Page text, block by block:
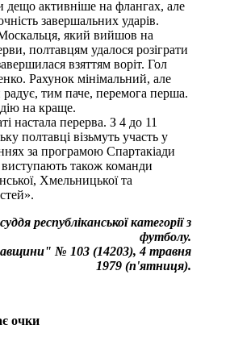
дещо активніше на флангах, але
завершальних ударів.
який вийшов на
полтавцям удалося розіграти
взяттям воріт. Гол
Рахунок мінімальний, але
тим паче, перемога перша.
на краще.
настала перерва. З 4 до 11
полтавці візьмуть участь у
за програмою Спартакіади
також команди
Хмельницької та
республіканської категорії з
футболу.
№ 103 (14203), 4 травня
1979 (п'ятниця).
очки